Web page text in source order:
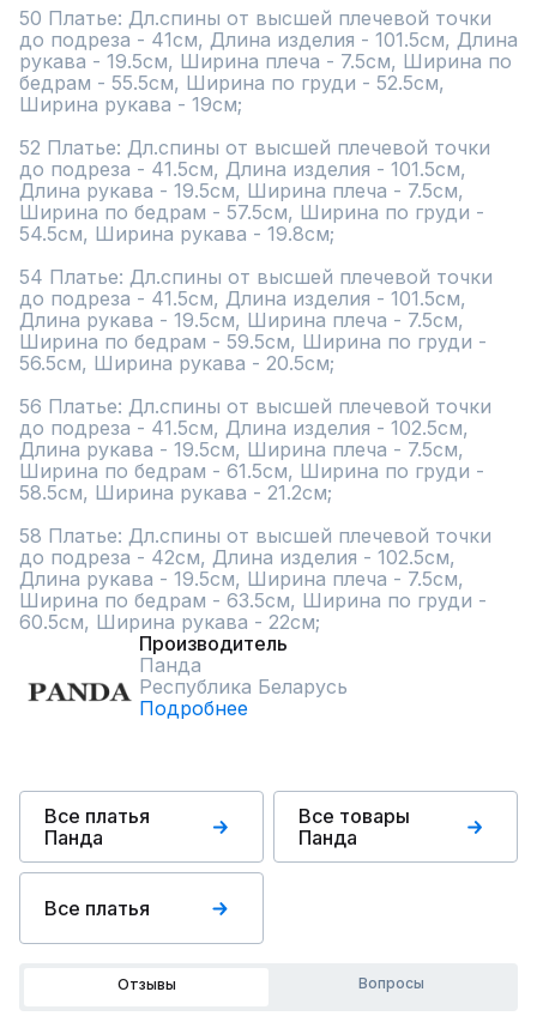
50 Платье: Дл.спины от высшей плечевой точки
до подреза - 41см, Длина изделия - 101.5см, Длина
рукава - 19.5см, Ширина плеча - 7.5см, Ширина по
бедрам - 55.5см, Ширина по груди - 52.5см,
Ширина рукава - 19см;
52 Платье: Дл.спины от высшей плечевой точки
до подреза - 41.5см, Длина изделия - 101.5см,
Длина рукава - 19.5см, Ширина плеча - 7.5см,
Ширина по бедрам - 57.5см, Ширина по груди -
54.5см, Ширина рукава - 19.8см;
54 Платье: Дл.спины от высшей плечевой точки
до подреза - 41.5см, Длина изделия - 101.5см,
Длина рукава - 19.5см, Ширина плеча - 7.5см,
Ширина по бедрам - 59.5см, Ширина по груди -
56.5см, Ширина рукава - 20.5см;
56 Платье: Дл.спины от высшей плечевой точки
до подреза - 41.5см, Длина изделия - 102.5см,
Длина рукава - 19.5см, Ширина плеча - 7.5см,
Ширина по бедрам - 61.5см, Ширина по груди -
58.5см, Ширина рукава - 21.2см;
58 Платье: Дл.спины от высшей плечевой точки
до подреза - 42см, Длина изделия - 102.5см,
Длина рукава - 19.5см, Ширина плеча - 7.5см,
Ширина по бедрам - 63.5см, Ширина по груди -
60.5см, Ширина рукава - 22см;
Производитель
Панда
Республика Беларусь
Подробнее
Все платья
Панда
Все товары
Панда
Все платья
Отзывы Вопросы